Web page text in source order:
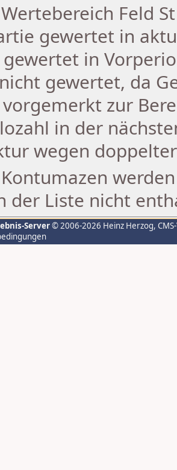
Wertebereich Feld
gewertet in
gewertet in
gewertet, da
vorgemerkt zur
in der
wegen
Kontumazen
der Liste nicht
Server© 2006-2026 Heinz Herzog,